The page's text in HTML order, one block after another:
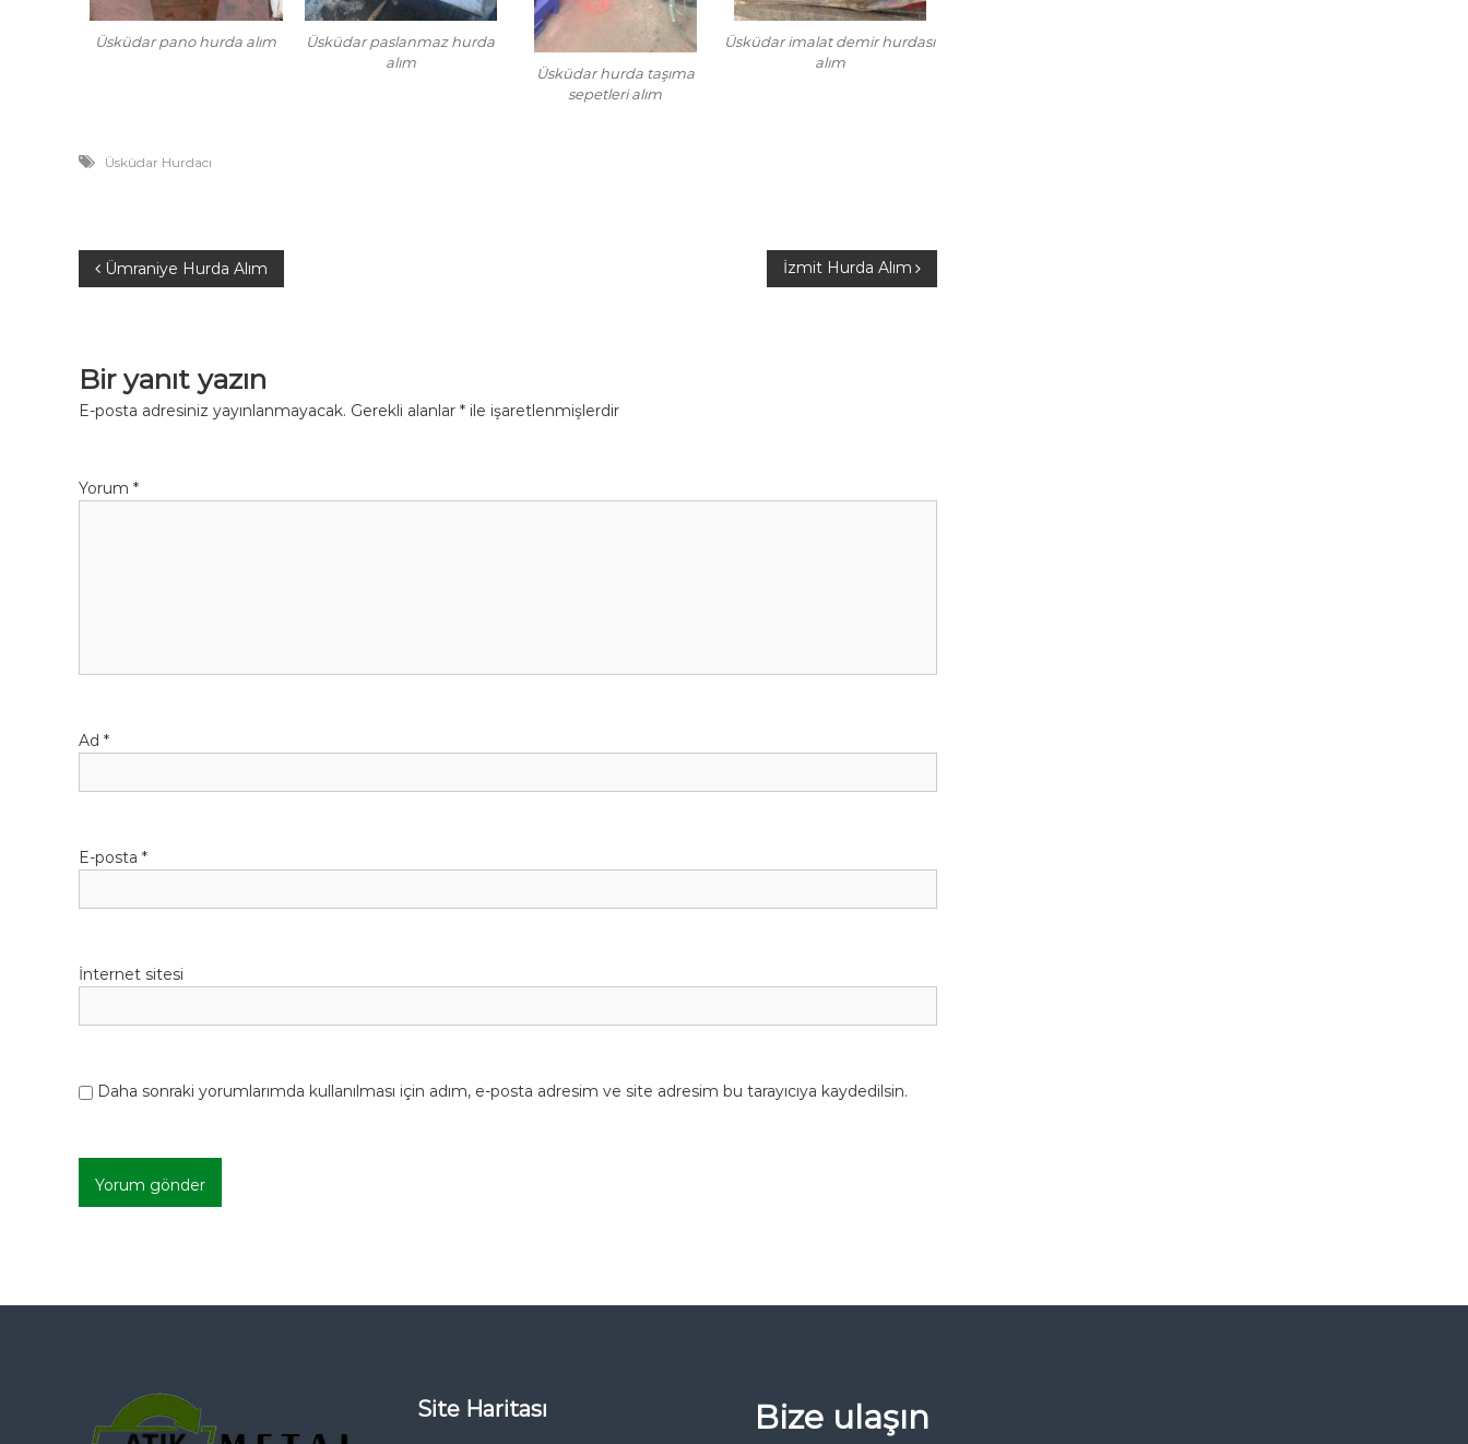
Üsküdar pano hurda alım
Üsküdar paslanmaz hurda
alım
Üsküdar hurda taşıma
sepetleri alım
Üsküdar imalat demir hurdası
alım
Üsküdar Hurdacı
Y
z
ı
g
n
e
i
Ümraniye Hurda Alım İzmit Hurda Alım
Bir yanıt yazın
E-posta adresiniz yayınlanmayacak. Gerekli alanlar * ile işaretlenmişlerdir
Yorum *
Ad *
E-posta *
İnternet sitesi
Daha sonraki yorumlarımda kullanılması için adım, e-posta adresim ve site adresim bu tarayıcıya kaydedilsin.
Site Haritası Bize ulaşın